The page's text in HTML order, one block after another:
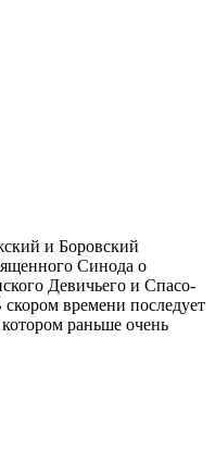
и Боровский
Синода о
Девичьего и Спасо-
времени последует
раньше очень